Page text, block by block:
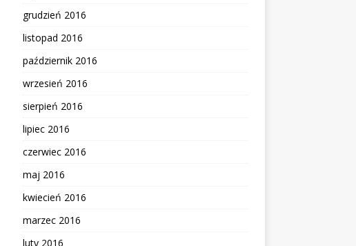
grudzień 2016
listopad 2016
październik 2016
wrzesień 2016
sierpień 2016
lipiec 2016
czerwiec 2016
maj 2016
kwiecień 2016
marzec 2016
luty 2016